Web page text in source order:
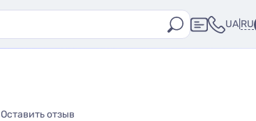
UA RU
Оставить отзыв